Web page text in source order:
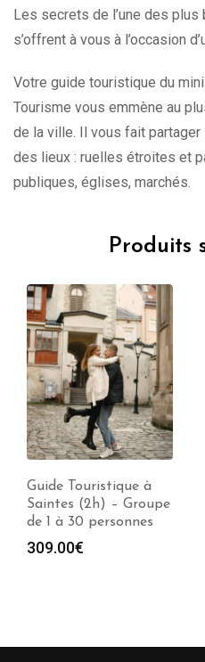
Les secrets de l’une des
s’offrent à vous à l’occasion
Votre guide touristique du
Tourisme vous emmène au
de la ville. Il vous fait
des lieux : ruelles étroites et
publiques, églises, marchés.
Produits
Guide Touristique à
Saintes (2h) – Groupe
de 1 à 30 personnes
309.00€